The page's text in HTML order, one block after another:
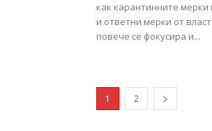
как карантинните
и ответни мерки от
повече се фокусира и...
1 2